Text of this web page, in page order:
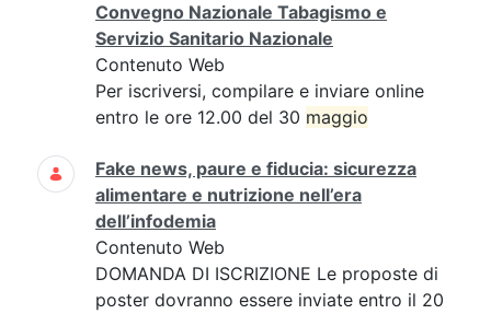
Convegno Nazionale Tabagismo e
Servizio Sanitario Nazionale
Contenuto Web
Per iscriversi, compilare e inviare online
entro le ore 12.00 del 30 maggio
Fake news, paure e fiducia: sicurezza
alimentare e nutrizione nell’era
dell’infodemia
Contenuto Web
DOMANDA DI ISCRIZIONE Le proposte di
poster dovranno essere inviate entro il 20